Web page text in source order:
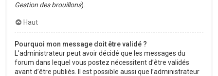
Gestion des brouillons).
Haut
Pourquoi mon message doit être validé ?
L’administrateur peut avoir décidé que les messages du
forum dans lequel vous postez nécessitent d’être validés
avant d’être publiés. Il est possible aussi que l’administrateur